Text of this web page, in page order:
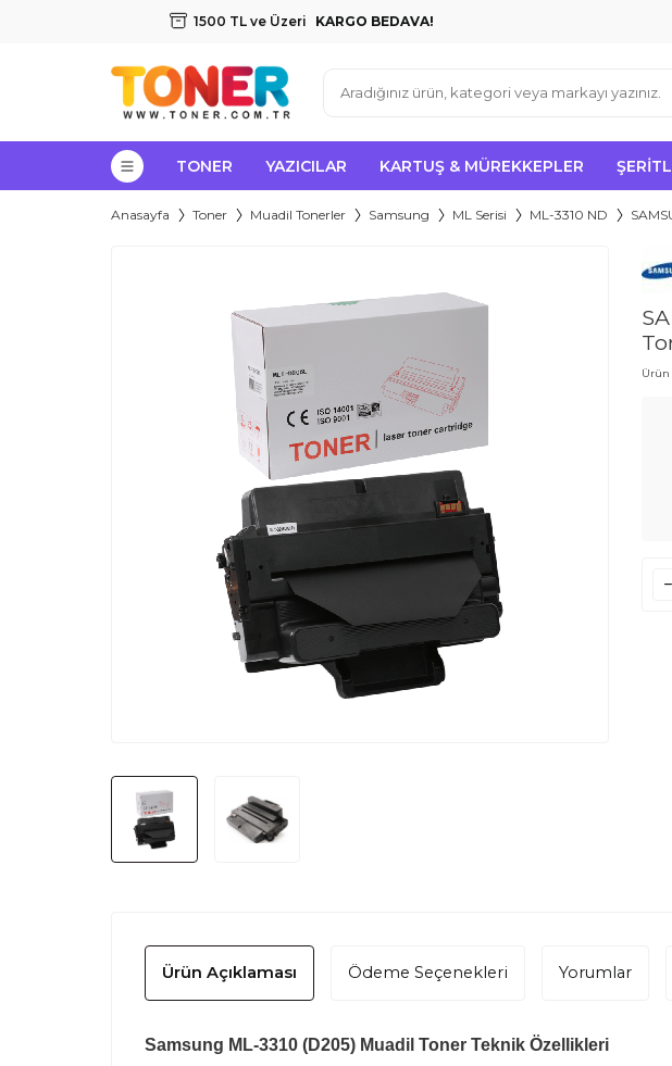
1500 TL ve Üzeri KARGO BEDAVA!
TONER YAZICILAR KARTUŞ & MÜREKKEPLER
Anasayfa Toner Muadil Tonerler Samsung ML Serisi ML-3310 ND
Ürün
Ürün Açıklaması Ödeme Seçenekleri Yorumlar
Samsung ML-3310 (D205) Muadil Toner Teknik Özellikleri